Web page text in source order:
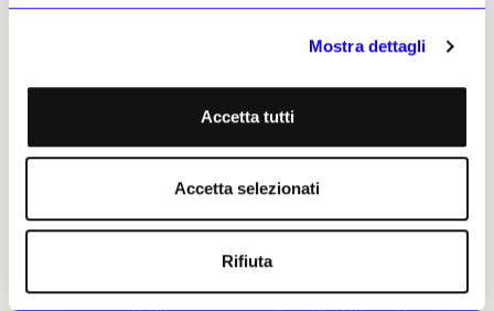
Mostra dettagli
Accetta tutti
Accetta selezionati
Rifiuta
quasi per scappare dai suoi guai, per isolarsi, e io lo
Boetti che cosa faceva alle Cinque Terre?
Una vita spartana. Faceva il bagno, poi mi chiamava
Prevo, mentre di notte tornava a piedi lungo il sentiero,
Era sempre da noi a mangiare al ristorante e poi
avevamo anche un night club! Per alcuni anni all’interno
incredibili, d’altra parte non c’era altro da fare la sera a
Vernazza! Erano tutti amici, e lì andavano a divertirsi: